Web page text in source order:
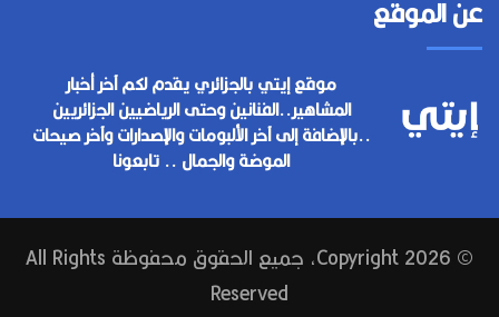
عن الموقع
موقع إيتي بالجزائري يقدم لكم آخر أخبار
المشاهير..الفنانين وحتى الرياضيين الجزائريين
..بالإضافة إلى آخر الألبومات والإصدارات وآخر صيحات
الموضة والجمال .. تابعونا
© Copyright 2026, جميع الحقوق محفوظة All Rights
Reserved